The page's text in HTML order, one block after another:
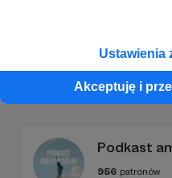
Ustawienia
Akceptuję i
Promowani
Podkast
956 patronów